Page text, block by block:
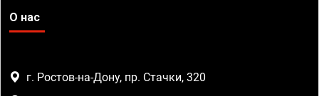
О нас
г. Ростов-на-Дону, пр. Стачки, 320